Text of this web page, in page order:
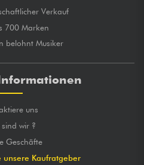
Verkauf
700 Marken
belohnt Musiker
uns
sind wir ?
Geschäfte
unsere Kaufratgeber